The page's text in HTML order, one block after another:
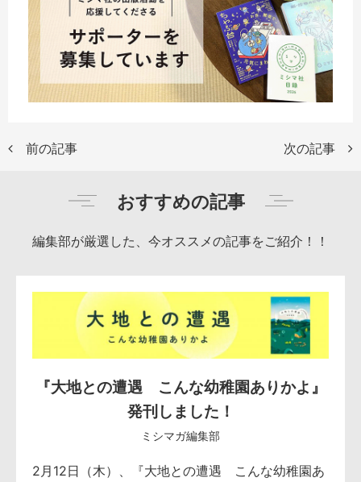
前の記事 次の記事
おすすめの記事
編集部が厳選した、今オススメの記事をご紹介！！
『大地との遭遇 こんな幼稚園ありかよ』
発刊しました！
ミシマガ編集部
2月12日（木）、『大地との遭遇 こんな幼稚園あ